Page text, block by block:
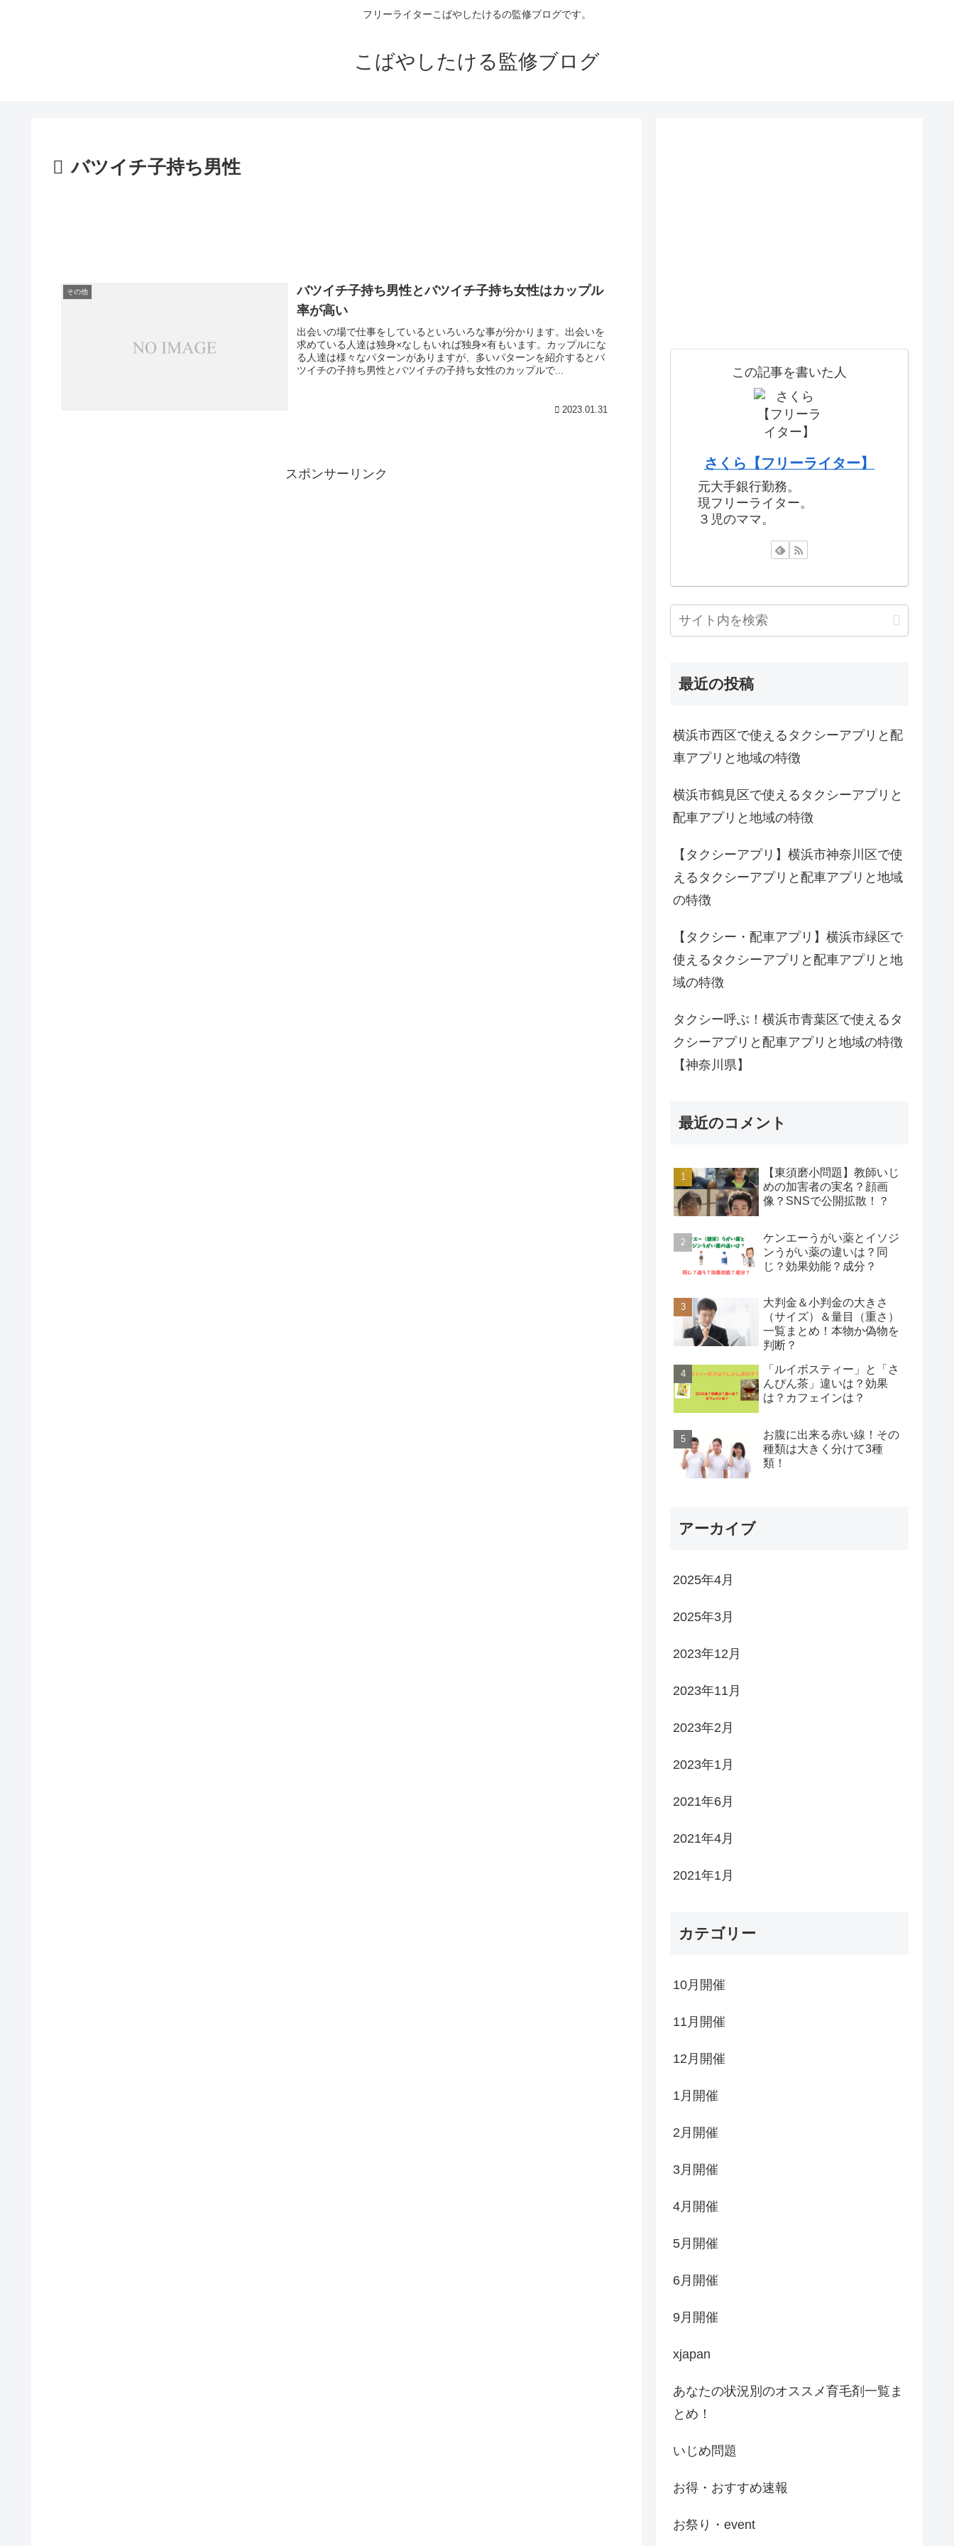
フリーライターこばやしたけるの監修ブログです。
こばやしたける監修ブログ
バツイチ子持ち男性
その他
バツイチ子持ち男性とバツイチ子持ち女性はカップル
率が高い
出会いの場で仕事をしているといろいろな事が分かります。出会いを
求めている人達は独身×なしもいれば独身×有もいます。カップルにな
る人達は様々なパターンがありますが、多いパターンを紹介するとバ
ツイチの子持ち男性とバツイチの子持ち女性のカップルで...
2023.01.31
スポンサーリンク
この記事を書いた人
さくら【フリーライター】
元大手銀行勤務。
現フリーライター。
３児のママ。
最近の投稿
横浜市西区で使えるタクシーアプリと配
車アプリと地域の特徴
横浜市鶴見区で使えるタクシーアプリと
配車アプリと地域の特徴
【タクシーアプリ】横浜市神奈川区で使
えるタクシーアプリと配車アプリと地域
の特徴
【タクシー・配車アプリ】横浜市緑区で
使えるタクシーアプリと配車アプリと地
域の特徴
タクシー呼ぶ！横浜市青葉区で使えるタ
クシーアプリと配車アプリと地域の特徴
【神奈川県】
最近のコメント
【東須磨小問題】教師いじ
めの加害者の実名？顔画
像？SNSで公開拡散！？
ケンエーうがい薬とイソジ
ンうがい薬の違いは？同
じ？効果効能？成分？
大判金＆小判金の大きさ
（サイズ）＆量目（重さ）
一覧まとめ！本物か偽物を
判断？
「ルイボスティー」と「さ
んぴん茶」違いは？効果
は？カフェインは？
お腹に出来る赤い線！その
種類は大きく分けて3種
類！
アーカイブ
2025年4月
2025年3月
2023年12月
2023年11月
2023年2月
2023年1月
2021年6月
2021年4月
2021年1月
カテゴリー
10月開催
11月開催
12月開催
1月開催
2月開催
3月開催
4月開催
5月開催
6月開催
9月開催
xjapan
あなたの状況別のオススメ育毛剤一覧ま
とめ！
いじめ問題
お得・おすすめ速報
お祭り・event